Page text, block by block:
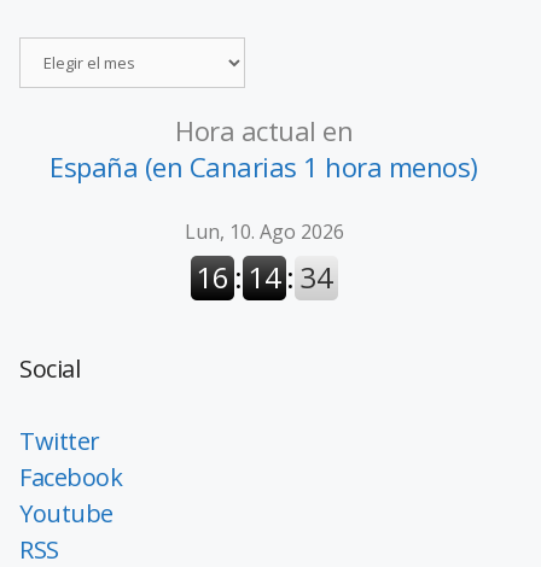
Hora actual en
España (en Canarias 1 hora menos)
Social
Twitter
Facebook
Youtube
RSS